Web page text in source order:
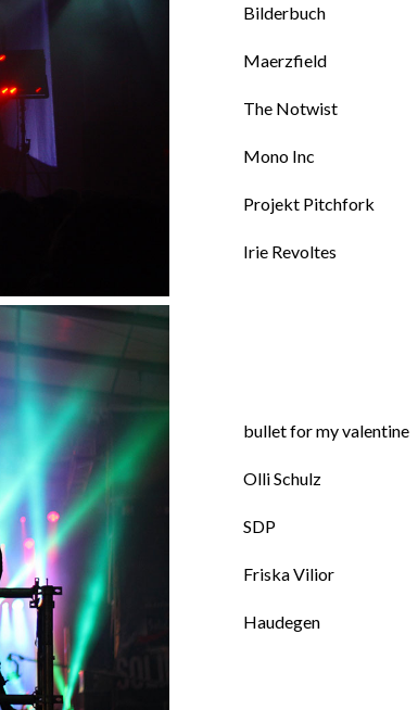
Bilderbuch
Maerzfield
The Notwist
Mono Inc
Projekt Pitchfork
Irie Revoltes
bullet for my valentine
Olli Schulz
SDP
Friska Vilior
Haudegen